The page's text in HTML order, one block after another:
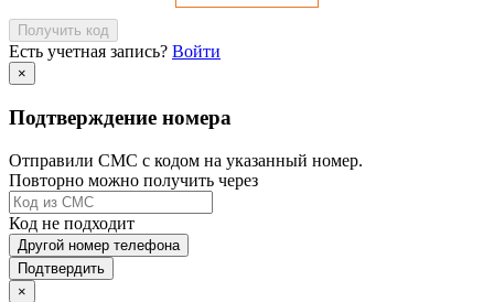
Получить код
Есть учетная запись? Войти
×
Подтверждение номера
Отправили СМС с кодом на указанный номер.
Повторно можно получить через
Код не подходит
Другой номер телефона
Подтвердить
×